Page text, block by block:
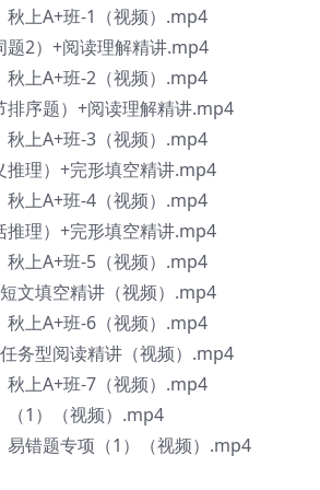
秋上A+班-1（视频）.mp4
题2）+阅读理解精讲.mp4
秋上A+班-2（视频）.mp4
排序题）+阅读理解精讲.mp4
秋上A+班-3（视频）.mp4
推理）+完形填空精讲.mp4
秋上A+班-4（视频）.mp4
推理）+完形填空精讲.mp4
秋上A+班-5（视频）.mp4
文填空精讲（视频）.mp4
秋上A+班-6（视频）.mp4
务型阅读精讲（视频）.mp4
秋上A+班-7（视频）.mp4
（1）（视频）.mp4
易错题专项（1）（视频）.mp4